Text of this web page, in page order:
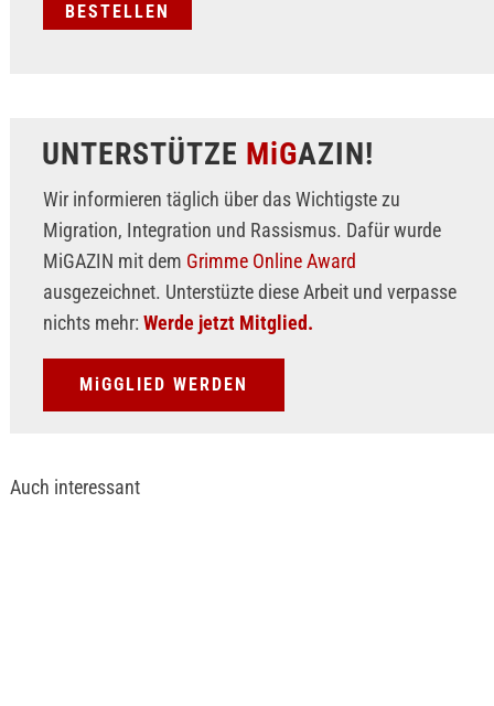
UNTERSTÜTZE MiGAZIN!
Wir informieren täglich über das Wichtigste zu
Migration, Integration und Rassismus. Dafür wurde
MiGAZIN mit dem Grimme Online Award
ausgezeichnet. Unterstüzte diese Arbeit und verpasse
nichts mehr: Werde jetzt Mitglied.
MiGGLIED WERDEN
Auch interessant